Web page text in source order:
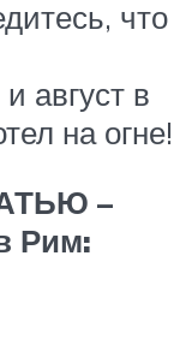
что
август в
на огне!
–
Рим: